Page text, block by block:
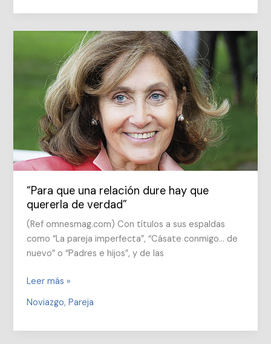
“Para que una relación dure hay que
quererla de verdad”
(Ref omnesmag.com) Con títulos a sus espaldas
como “La pareja imperfecta”, “Cásate conmigo… de
nuevo” o “Padres e hijos”, y de las
“Para
Leer más »
Noviazgo,Pareja